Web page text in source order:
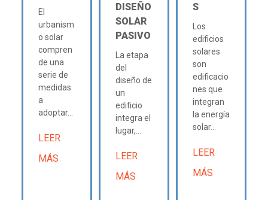
El
urbanism
o solar
compren
de una
serie de
medidas
a
adoptar...
LEER
MÁS
DISEÑO
SOLAR
PASIVO
La etapa
del
diseño de
un
edificio
integra el
lugar,...
LEER
MÁS
S
Los
edificios
solares
son
edificacio
nes que
integran
la energía
solar...
LEER
MÁS